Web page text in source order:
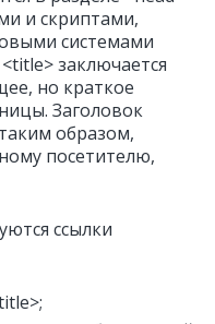
и скриптами,
системами
заключается
но краткое
Заголовок
образом,
посетителю,
ссылки